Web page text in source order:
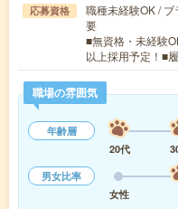
応募資格
職種未経験OK /
要
■無資格・未経験
以上採用予定！■
職場の雰囲気
年齢層
20代
男女比率
女性